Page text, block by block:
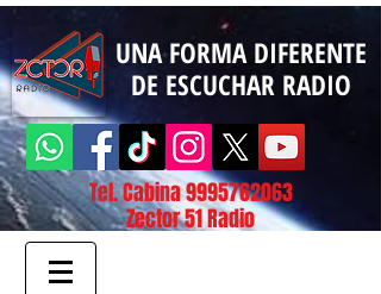
UNA FORMA DIFERENTE
DE ESCUCHAR RADIO
Tel. Cabina9995762063
Zector 51 Radio